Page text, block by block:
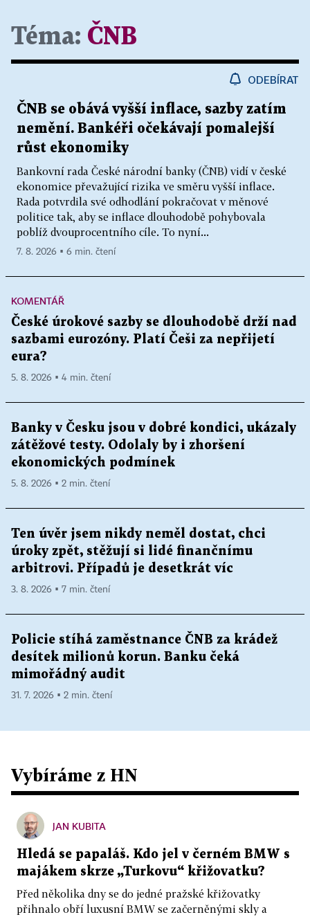
Téma: ČNB
ODEBÍRAT
ČNB se obává vyšší inflace, sazby zatím
nemění. Bankéři očekávají pomalejší
růst ekonomiky
Bankovní rada České národní banky (ČNB) vidí v české
ekonomice převažující rizika ve směru vyšší inflace.
Rada potvrdila své odhodlání pokračovat v měnové
politice tak, aby se inflace dlouhodobě pohybovala
poblíž dvouprocentního cíle. To nyní...
7. 8. 2026 ▪ 6 min. čtení
KOMENTÁŘ
České úrokové sazby se dlouhodobě drží nad
sazbami eurozóny. Platí Češi za nepřijetí
eura?
5. 8. 2026 ▪ 4 min. čtení
Banky v Česku jsou v dobré kondici, ukázaly
zátěžové testy. Odolaly by i zhoršení
ekonomických podmínek
5. 8. 2026 ▪ 2 min. čtení
Ten úvěr jsem nikdy neměl dostat, chci
úroky zpět, stěžují si lidé finančnímu
arbitrovi. Případů je desetkrát víc
3. 8. 2026 ▪ 7 min. čtení
Policie stíhá zaměstnance ČNB za krádež
desítek milionů korun. Banku čeká
mimořádný audit
31. 7. 2026 ▪ 2 min. čtení
Vybíráme z HN
JAN KUBITA
Hledá se papaláš. Kdo jel v černém BMW s
majákem skrze „Turkovu“ křižovatku?
Před několika dny se do jedné pražské křižovatky
přihnalo obří luxusní BMW se začerněnými skly a